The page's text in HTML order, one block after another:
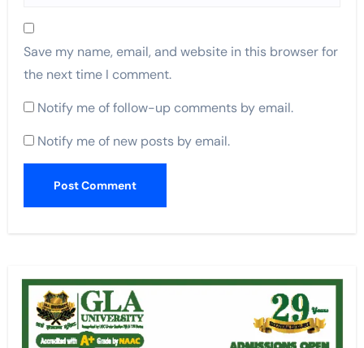
Save my name, email, and website in this browser for
the next time I comment.
Notify me of follow-up comments by email.
Notify me of new posts by email.